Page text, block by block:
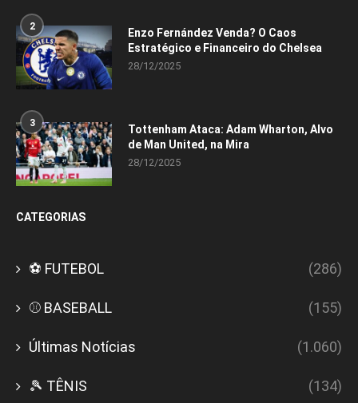
2
Enzo Fernández Venda? O Caos
Estratégico e Financeiro do Chelsea
28/12/2025
3
Tottenham Ataca: Adam Wharton, Alvo
de Man United, na Mira
28/12/2025
CATEGORIAS
⚽ FUTEBOL (286)
⚾ BASEBALL (155)
Últimas Notícias (1.060)
🎾 TÊNIS (134)